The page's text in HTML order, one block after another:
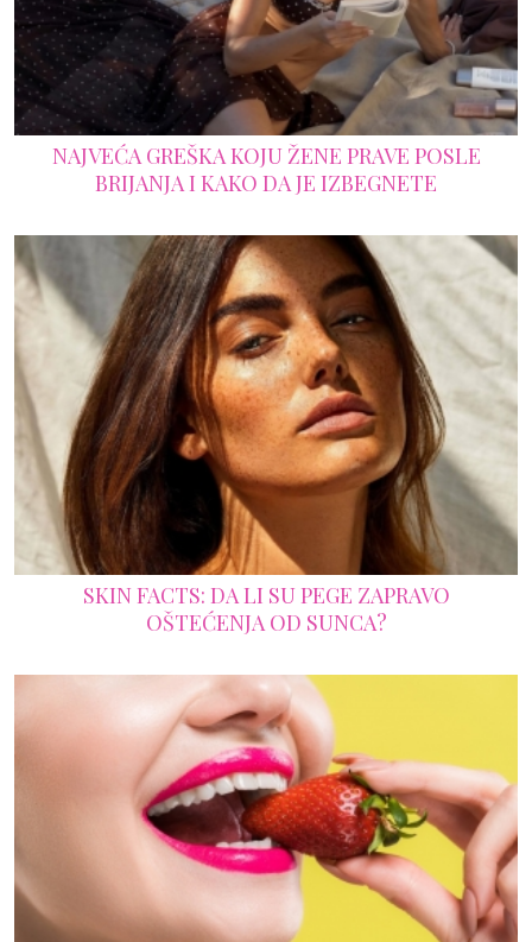
NAJVEĆA GREŠKA KOJU ŽENE PRAVE POSLE
BRIJANJA I KAKO DA JE IZBEGNETE
SKIN FACTS: DA LI SU PEGE ZAPRAVO
OŠTEĆENJA OD SUNCA?